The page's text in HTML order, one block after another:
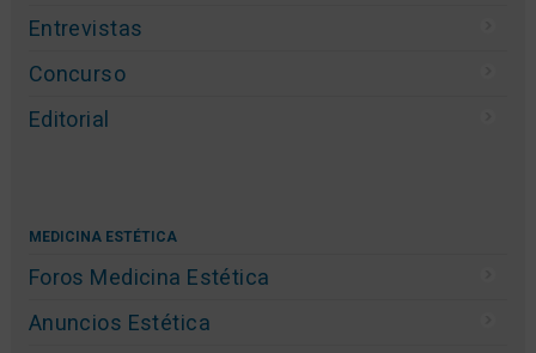
Entrevistas
Concurso
Editorial
MEDICINA ESTÉTICA
Foros Medicina Estética
Anuncios Estética